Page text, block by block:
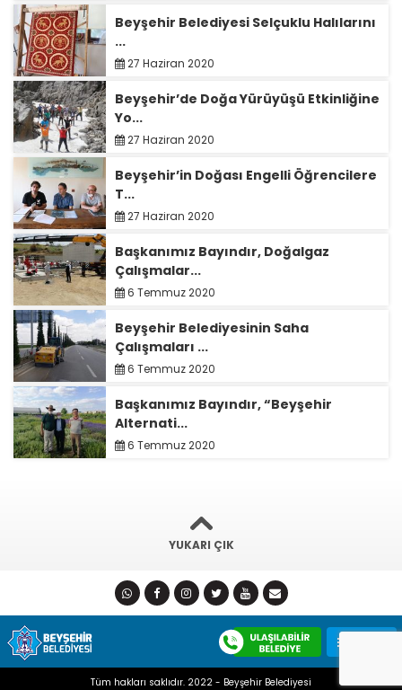
Beyşehir Belediyesi Selçuklu Halılarını
...
27 Haziran 2020
Beyşehir’de Doğa Yürüyüşü Etkinliğine
Yo...
27 Haziran 2020
Beyşehir’in Doğası Engelli Öğrencilere
T...
27 Haziran 2020
Başkanımız Bayındır, Doğalgaz
Çalışmalar...
6 Temmuz 2020
Beyşehir Belediyesinin Saha
Çalışmaları ...
6 Temmuz 2020
Başkanımız Bayındır, “Beyşehir
Alternati...
6 Temmuz 2020
YUKARI ÇIK
Tüm hakları saklıdır. 2022 - Beyşehir Belediyesi